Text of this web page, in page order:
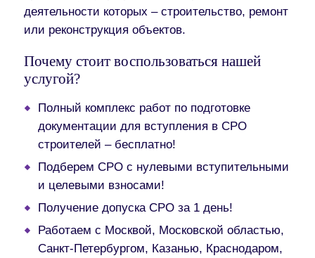
деятельности которых – строительство, ремонт
или реконструкция объектов.
Почему стоит воспользоваться нашей
услугой?
Полный комплекс работ по подготовке
документации для вступления в СРО
строителей – бесплатно!
Подберем СРО с нулевыми вступительными
и целевыми взносами!
Получение допуска СРО за 1 день!
Работаем с Москвой, Московской областью,
Санкт-Петербургом, Казанью, Краснодаром,